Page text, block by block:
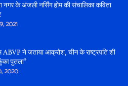
नगर के अंजली नर्सिंग होम की संचालिका कविता
2021
ABVP ने जताया आक्रोश, चीन के राष्ट्रपति शी
पुतला*
2020